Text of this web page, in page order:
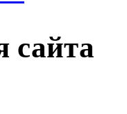
сайта